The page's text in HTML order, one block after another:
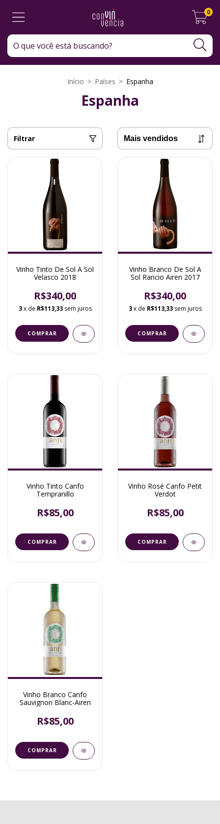
0
Início > Países > Espanha
Espanha
Filtrar
Vinho Tinto De Sol A Sol
Velasco 2018
R$340,00
3 x de R$113,33 sem juros
Vinho Branco De Sol A
Sol Rancio Airen 2017
R$340,00
3 x de R$113,33 sem juros
Vinho Tinto Canfo
Tempranillo
R$85,00
Vinho Rosé Canfo Petit
Verdot
R$85,00
Vinho Branco Canfo
Sauvignon Blanc-Airen
R$85,00